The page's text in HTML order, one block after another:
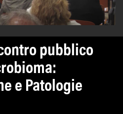
pubblico
e Patologie